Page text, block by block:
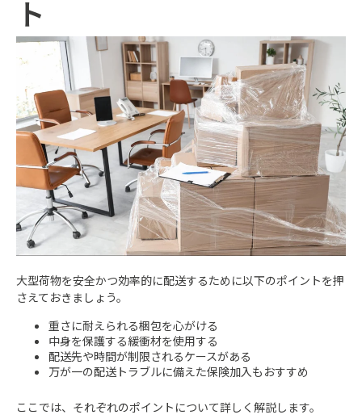
ト
大型荷物を安全かつ効率的に配送するために以下のポイントを押
さえておきましょう。
重さに耐えられる梱包を心がける
中身を保護する緩衝材を使用する
配送先や時間が制限されるケースがある
万が一の配送トラブルに備えた保険加入もおすすめ
ここでは、それぞれのポイントについて詳しく解説します。